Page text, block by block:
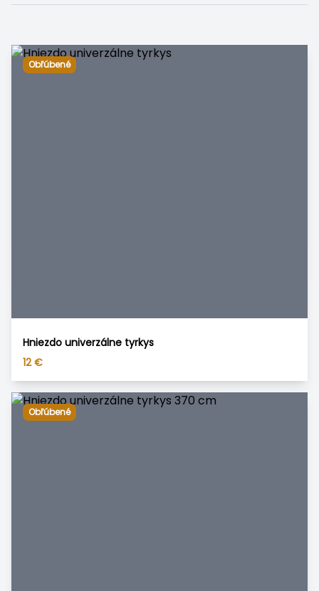
Obľúbené
Hniezdo univerzálne tyrkys
12 €
Obľúbené